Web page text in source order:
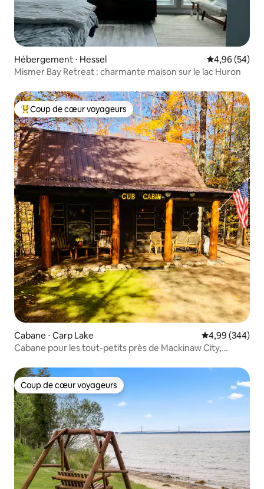
Hébergement ⋅ Hessel Évaluation
4,96 (54)
Mismer Bay Retreat : charmante maison sur le lac Huron
Coups de cœur voyageurs les plus appréciés
Coup de cœur voyageurs
Cabane ⋅ Carp Lake Évaluation
4,99 (344)
Cabane pour les tout-petits près de Mackinaw City,
Coup de cœur voyageurs
Coup de cœur voyageurs